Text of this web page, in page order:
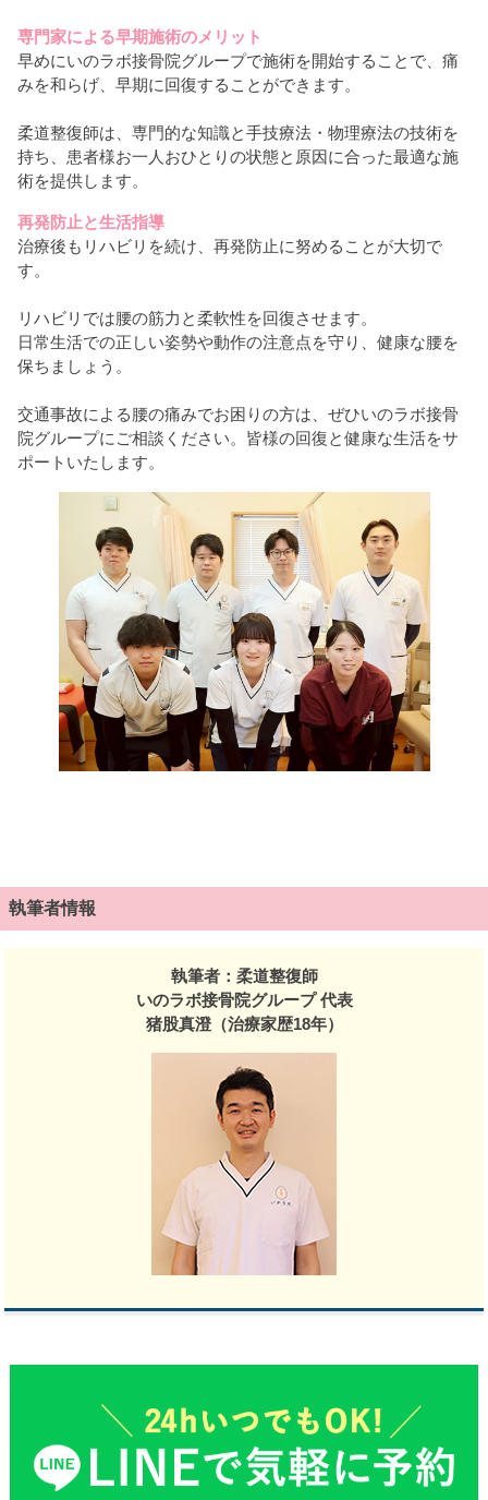
専門家による早期施術のメリット
早めにいのラボ接骨院グループで施術を開始することで、痛
みを和らげ、早期に回復することができます。
柔道整復師は、専門的な知識と手技療法・物理療法の技術を
持ち、患者様お一人おひとりの状態と原因に合った最適な施
術を提供します。
再発防止と生活指導
治療後もリハビリを続け、再発防止に努めることが大切で
す。
リハビリでは腰の筋力と柔軟性を回復させます。
日常生活での正しい姿勢や動作の注意点を守り、健康な腰を
保ちましょう。
交通事故による腰の痛みでお困りの方は、ぜひいのラボ接骨
院グループにご相談ください。皆様の回復と健康な生活をサ
ポートいたします。
執筆者情報
執筆者：柔道整復師
いのラボ接骨院グループ 代表
猪股真澄（治療家歴18年）